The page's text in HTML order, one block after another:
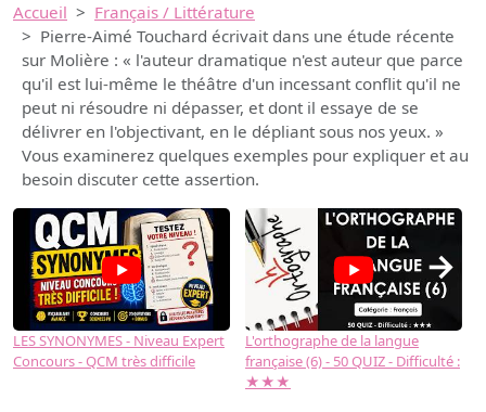
Accueil
Français / Littérature
Pierre-Aimé Touchard écrivait dans une étude récente
sur Molière : « l'auteur dramatique n'est auteur que parce
qu'il est lui-même le théâtre d'un incessant conflit qu'il ne
peut ni résoudre ni dépasser, et dont il essaye de se
délivrer en l'objectivant, en le dépliant sous nos yeux. »
Vous examinerez quelques exemples pour expliquer et au
besoin discuter cette assertion.
LES SYNONYMES - Niveau Expert
Concours - QCM très difficile
L'orthographe de la langue
française (6) - 50 QUIZ - Difficulté :
★★★
→